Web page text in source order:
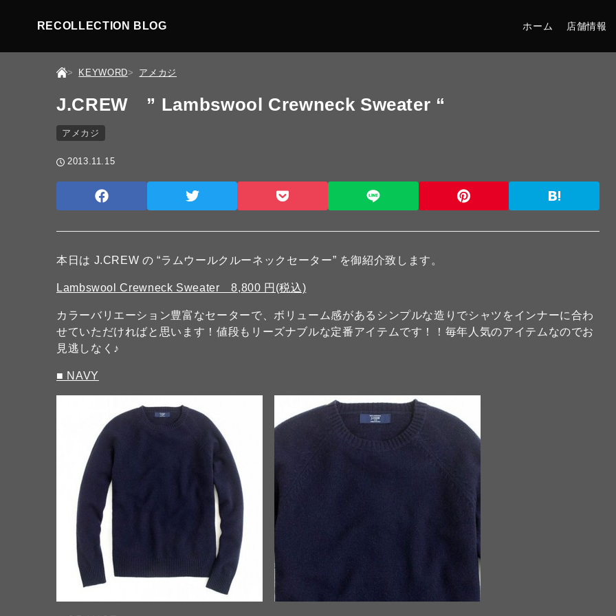
RECOLLECTION BLOG ホーム 店舗情報
KEYWORD アメカジ
J.CREW ” Lambswool Crewneck Sweater “
アメカジ
2013.11.15
本日は J.CREW の “ラムウールクルーネックセーター” を御紹介致します。
Lambswool Crewneck Sweater 8,800 円(税込)
カラーバリエーション豊富なセーターで、ボリューム感があるシンプルな造りでシャツをインナーに合わ
せていただければと思います！値段もリーズナブルな定番アイテムです！！毎年人気のアイテムなのでお
見逃しなく♪
■ NAVY